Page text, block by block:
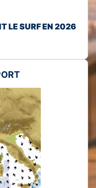
LE SURF EN 2026